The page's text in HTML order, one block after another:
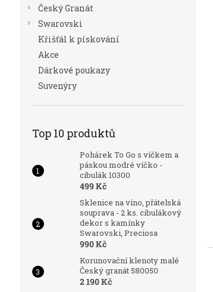
Český Granát
Swarovski
Křišťál k pískování
Akce
Dárkové poukazy
Suvenýry
Top 10 produktů
Pohárek To Go s víčkem a
páskou modré víčko -
cibulák 10300
499 Kč
Sklenice na víno, přátelská
souprava - 2 ks. cibulákový
dekor s kamínky
Swarovski, Preciosa
990 Kč
Korunovační klenoty malé
Český granát 580050
2 190 Kč